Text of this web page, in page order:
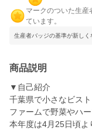
マークのついた生
ています。
生産者バッジの基準が新しく
商品説明
▼自己紹介
千葉県で小さなビス
ファームで野菜やハ
本年度は4月25日頃よ